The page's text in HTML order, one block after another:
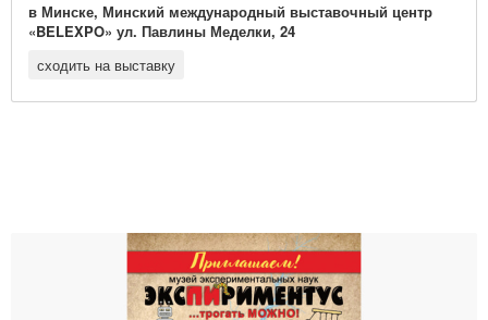
в Минске, Минский международный выставочный центр
«BELEXPO» ул. Павлины Меделки, 24
сходить на выставку